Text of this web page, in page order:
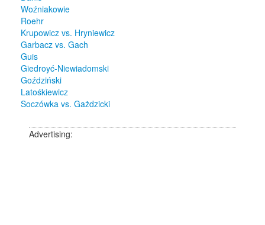
Woźniakowie
Roehr
Krupowicz vs. Hryniewicz
Garbacz vs. Gach
Guis
Giedroyć-Niewiadomski
Goździński
Latośkiewicz
Soczówka vs. Gażdzicki
Advertising: